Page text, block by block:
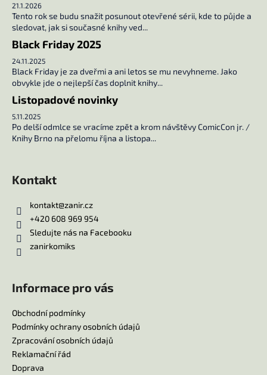
21.1.2026
Tento rok se budu snažit posunout otevřené sérii, kde to půjde a
sledovat, jak si současné knihy ved...
Black Friday 2025
24.11.2025
Black Friday je za dveřmi a ani letos se mu nevyhneme. Jako
obvykle jde o nejlepší čas doplnit knihy...
Listopadové novinky
5.11.2025
Po delší odmlce se vracíme zpět a krom návštěvy ComicCon jr. /
Knihy Brno na přelomu října a listopa...
Kontakt
kontakt@zanir.cz
+420 608 969 954
Sledujte nás na Facebooku
zanirkomiks
Informace pro vás
Obchodní podmínky
Podmínky ochrany osobních údajů
Zpracování osobních údajů
Reklamační řád
Doprava